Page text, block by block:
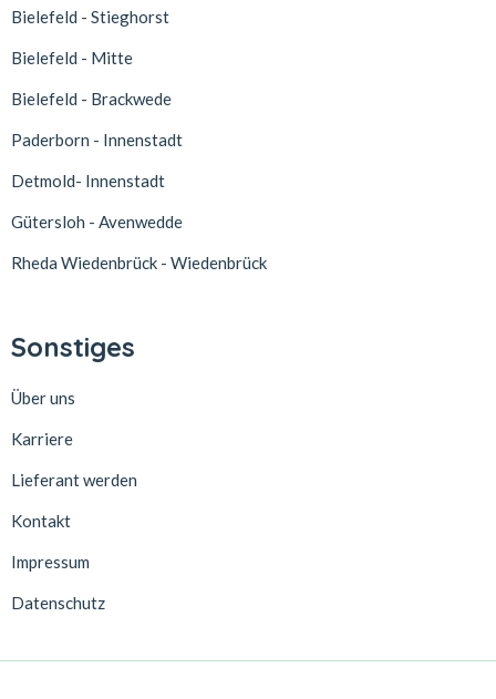
Bielefeld - Stieghorst
Bielefeld - Mitte
Bielefeld - Brackwede
Paderborn - Innenstadt
Detmold- Innenstadt
Gütersloh - Avenwedde
Rheda Wiedenbrück - Wiedenbrück
Sonstiges
Über uns
Karriere
Lieferant werden
Kontakt
Impressum
Datenschutz